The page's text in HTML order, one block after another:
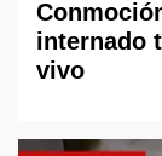
internado
vivo